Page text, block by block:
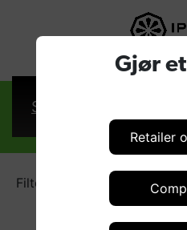
Gjør
Retailer
SELECT COUNTRY:
Sign in
Filters